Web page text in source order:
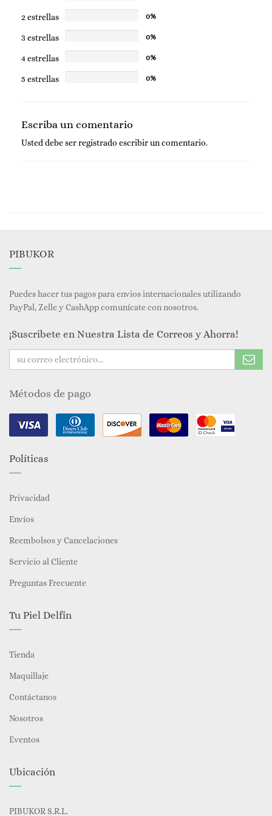
2 estrellas 0%
3 estrellas 0%
4 estrellas 0%
5 estrellas 0%
Escriba un comentario
Usted debe serregistrado escribir un comentario.
PIBUKOR
Puedes hacer tus pagos para envios internacionales utilizando
PayPal, Zelle y CashApp comunícate con nosotros.
¡Suscribete en Nuestra Lista de Correos y Ahorra!
Métodos de pago
Políticas
Privacidad
Envíos
Reembolsos y Cancelaciones
Servicio al Cliente
Preguntas Frecuente
Tu Piel Delfín
Tienda
Maquillaje
Contáctanos
Nosotros
Eventos
Ubicación
PIBUKOR S.R.L.